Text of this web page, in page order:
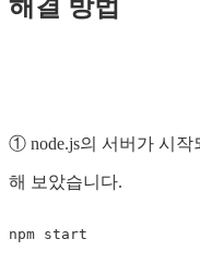
해결 방법
① node.js의 서버가 시
해 보았습니다.